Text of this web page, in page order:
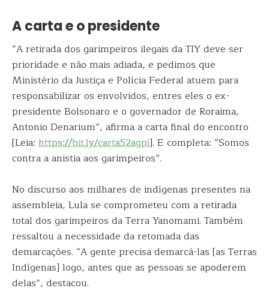
A carta e o presidente
“A retirada dos garimpeiros ilegais da TIY deve ser
prioridade e não mais adiada, e pedimos que
Ministério da Justiça e Polícia Federal atuem para
responsabilizar os envolvidos, entres eles o ex-
presidente Bolsonaro e o governador de Roraima,
Antonio Denarium”, afirma a carta final do encontro
[Leia: https://bit.ly/carta52agpi]. E completa: “Somos
contra a anistia aos garimpeiros”.
No discurso aos milhares de indígenas presentes na
assembleia, Lula se comprometeu com a retirada
total dos garimpeiros da Terra Yanomami. Também
ressaltou a necessidade da retomada das
demarcações. “A gente precisa demarcá-las [as Terras
Indígenas] logo, antes que as pessoas se apoderem
delas”, destacou.